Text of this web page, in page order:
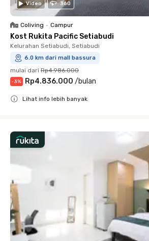
Video 360
Coliving • Campur
Kost Rukita Pacific Setiabudi
Kelurahan Setiabudi, Setiabudi
6.0 km dari mall bassura
mulai dari Rp4.986.000
-3% Rp4.836.000 /bulan
Lihat info lebih banyak